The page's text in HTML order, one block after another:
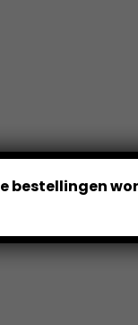
bestellingen